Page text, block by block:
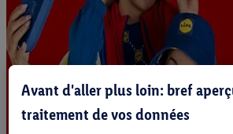
Avant d'aller plus loin: bref
traitement de vos données